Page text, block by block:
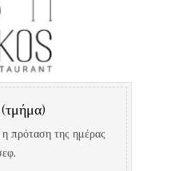
η πρόταση της ημέρας